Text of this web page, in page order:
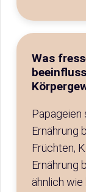
Was
Papageien
Ernährung
Früchten,
Ernährung
ähnlich wie